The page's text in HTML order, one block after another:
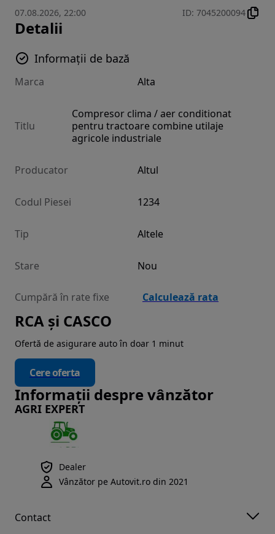
07.08.2026, 22:00 ID: 7045200094
Detalii
Informații de bază
Marca Alta
Titlu
Compresor clima / aer conditionat
pentru tractoare combine utilaje
agricole industriale
Producator Altul
Codul Piesei 1234
Tip Altele
Stare Nou
Cumpără în rate fixe Calculează rata
RCA și CASCO
Ofertă de asigurare auto în doar 1 minut
Cere oferta
Informații despre vânzător
AGRI EXPERT
Dealer
Vânzător pe Autovit.ro din 2021
Contact